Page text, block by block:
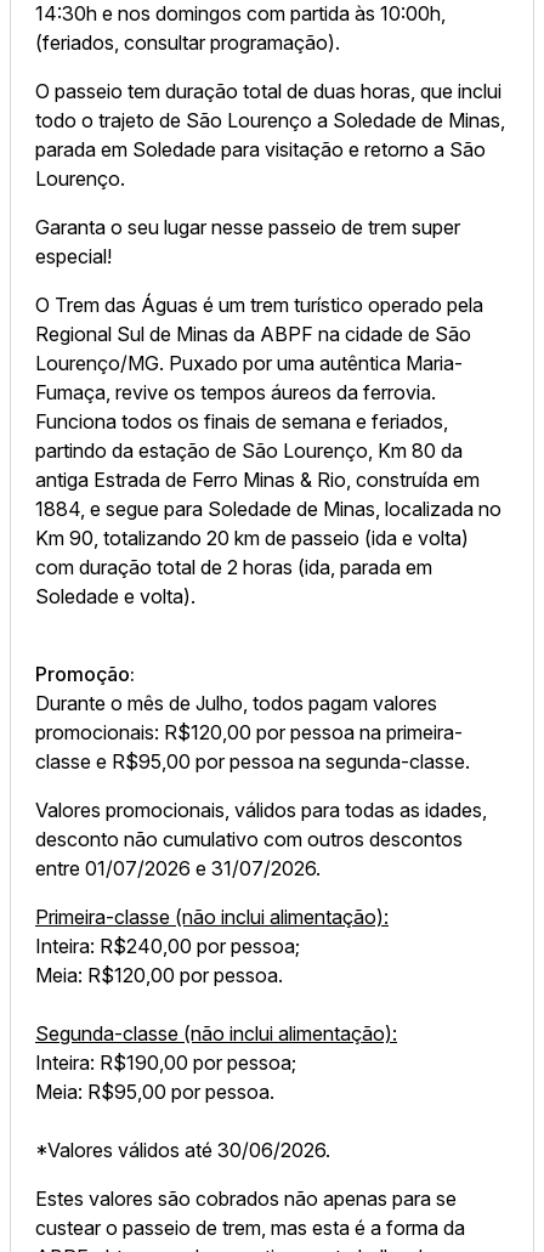
14:30h e nos domingos com partida às 10:00h,
(feriados, consultar programação).
O passeio tem duração total de duas horas, que inclui
todo o trajeto de São Lourenço a Soledade de Minas,
parada em Soledade para visitação e retorno a São
Lourenço.
Garanta o seu lugar nesse passeio de trem super
especial!
O Trem das Águas é um trem turístico operado pela
Regional Sul de Minas da ABPF na cidade de São
Lourenço/MG. Puxado por uma autêntica Maria-
Fumaça, revive os tempos áureos da ferrovia.
Funciona todos os finais de semana e feriados,
partindo da estação de São Lourenço, Km 80 da
antiga Estrada de Ferro Minas & Rio, construída em
1884, e segue para Soledade de Minas, localizada no
Km 90, totalizando 20 km de passeio (ida e volta)
com duração total de 2 horas (ida, parada em
Soledade e volta).
Promoção:
Durante o mês de Julho, todos pagam valores
promocionais: R$120,00 por pessoa na primeira-
classe e R$95,00 por pessoa na segunda-classe.
Valores promocionais, válidos para todas as idades,
desconto não cumulativo com outros descontos
entre 01/07/2026 e 31/07/2026.
Primeira-classe (não inclui alimentação):
Inteira: R$240,00 por pessoa;
Meia: R$120,00 por pessoa.
Segunda-classe (não inclui alimentação):
Inteira: R$190,00 por pessoa;
Meia: R$95,00 por pessoa.
*Valores válidos até 30/06/2026.
Estes valores são cobrados não apenas para se
custear o passeio de trem, mas esta é a forma da